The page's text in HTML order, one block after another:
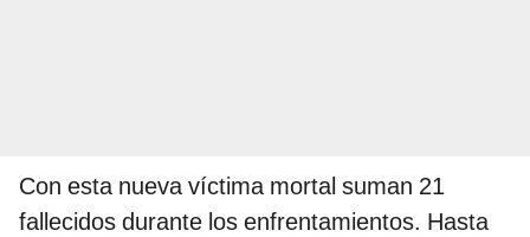
Con esta nueva víctima mortal suman 21
fallecidos durante los enfrentamientos. Hasta